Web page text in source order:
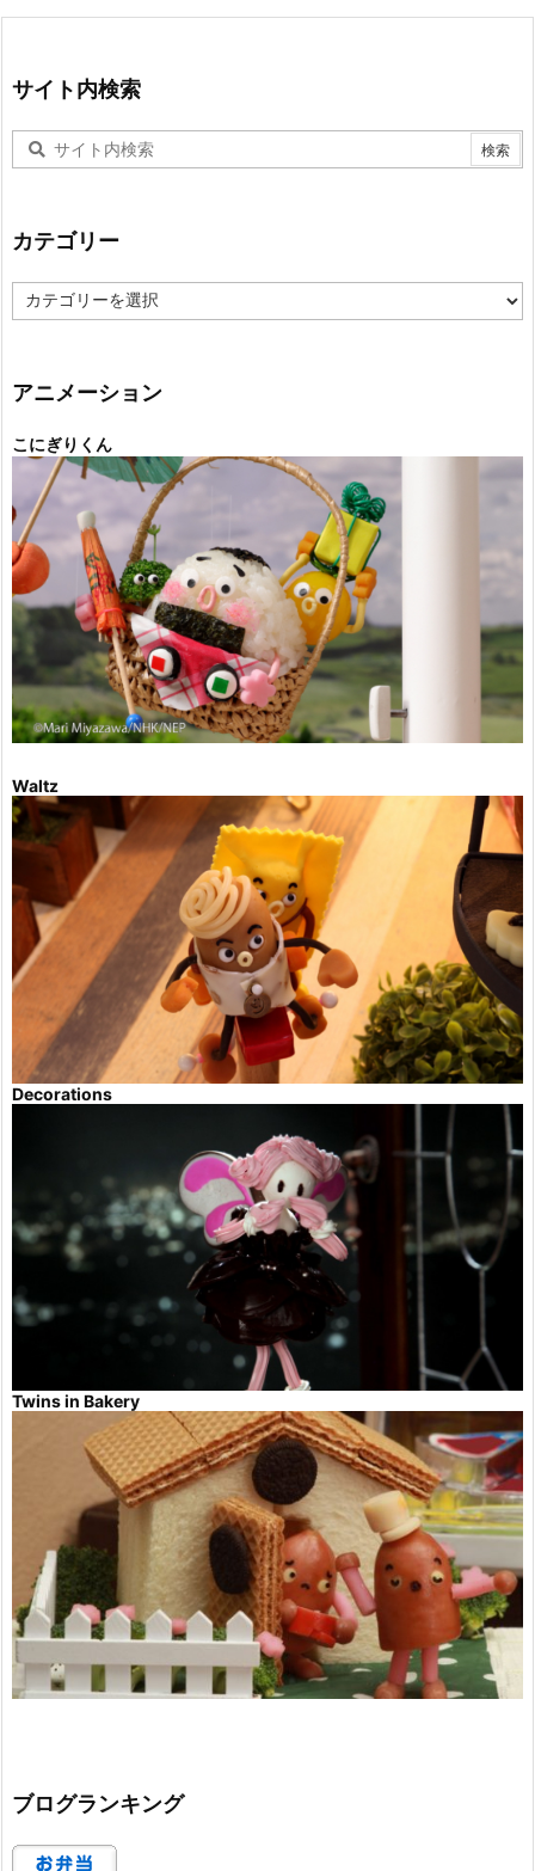
サイト内検索
カテゴリー
テ
ー
アニメーション
こにぎりくん
Waltz
Decorations
Twins in Bakery
ブログランキング